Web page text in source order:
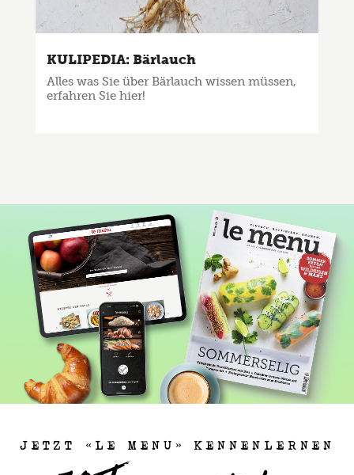
KULIPEDIA: Bärlauch
Alles was Sie über Bärlauch wissen müssen,
erfahren Sie hier!
JETZT «LE MENU» KENNENLERNEN